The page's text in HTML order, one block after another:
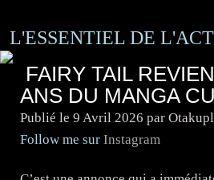
L'ESSENTIEL DE
FAIRY TAIL
ANS DU MANGA
Publié le 9 Avril 2026 par
Follow me sur Instagram